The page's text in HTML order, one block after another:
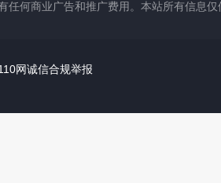
任何商业广告和推广费用。本站所有信息
网诚信合规举报